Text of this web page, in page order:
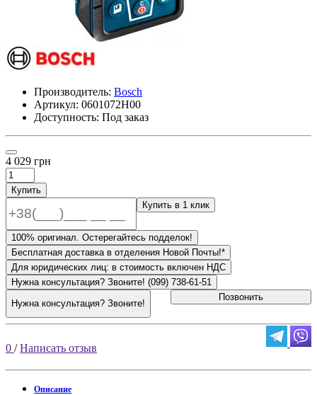
Производитель: Bosch
Артикул: 0601072H00
Доступность: Под заказ
4 029 грн
Купить
Купить в 1 клик
100% оригинал. Остерегайтесь подделок!
Бесплатная доставка в отделения Новой Почты!*
Для юридических лиц: в стоимость включен НДС
Нужна консультация? Звоните! (099) 738-61-51
Нужна консультация? Звоните!
Позвонить
0 /Написать отзыв
Описание